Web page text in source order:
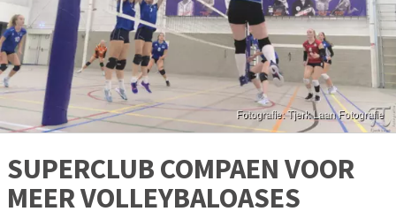
SUPERCLUB COMPAEN VOOR
MEER VOLLEYBALOASES